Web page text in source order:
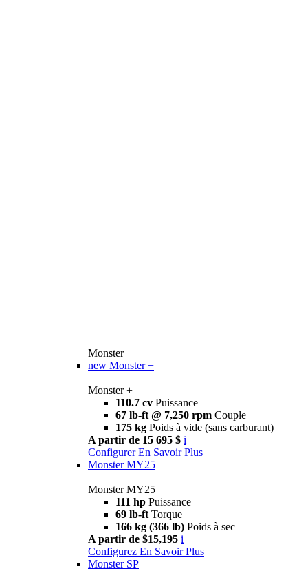
Monster
new Monster +
Monster +
110.7 cv Puissance
67 lb-ft @ 7,250 rpm Couple
175 kg Poids à vide (sans carburant)
A partir de 15 695 $ i
Configurer En Savoir Plus
Monster MY25
Monster MY25
111 hp Puissance
69 lb-ft Torque
166 kg (366 lb) Poids à sec
A partir de $15,195 i
Configurez En Savoir Plus
Monster SP